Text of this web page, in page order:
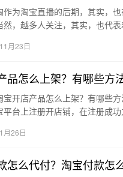
作为淘宝直播的后期，其实，
然，越多人关注，其实，也代
月23日
品怎么上架？有哪些方
宝开店产品怎么上架？有哪些
平台上注册开店铺，在注册成
月26日
怎么代付？淘宝付款怎